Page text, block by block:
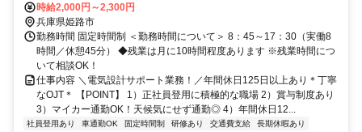
バイク 5分） 山陽電車網干線 平松駅 （車／バイク 5分） JR山陰本線
はりま勝原駅 （車／バイク 12分） ◆自転車・バイク・車での通勤
OK ◆最寄り駅近くにコンビニあり
時給2,000円～2,300円
兵庫県姫路市
勤務時間 固定時間制 ＜勤務時間について＞ 8：45～17：30（実働8
時間／休憩45分） ◆残業は月に10時間程度あります ※残業時間につ
いて相談OK！
仕事内容 ＼電気設計サポート業務！／年間休日125日以上あり＊丁寧
なOJT＊ 【POINT】 1）正社員登用に積極的な職場 2）賞与制度あり
3）マイカー通勤OK！天候気にせず通勤◎ 4）年間休日12...
社員登用あり 車通勤OK 固定時間制 研修あり 交通費支給 長期休暇あり